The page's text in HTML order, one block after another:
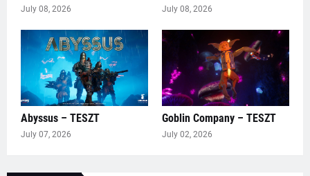
July 08, 2026 July 08, 2026
Abyssus – TESZT
July 07, 2026
Goblin Company – TESZT
July 02, 2026